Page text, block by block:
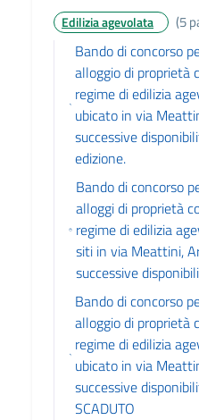
Edilizia agevolata (5
Bando di concorso
alloggio di proprietà
regime di edilizia
ubicato in via
successive
edizione.
Bando di concorso
alloggi di proprietà
regime di edilizia
siti in via Meattini,
successive
Bando di concorso
alloggio di proprietà
regime di edilizia
ubicato in via
successive
SCADUTO